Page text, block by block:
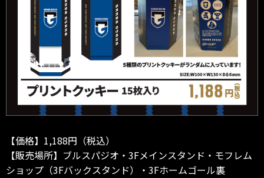
【価格】1,188円（税込）
【販売場所】ブルスパジオ・3Fメインスタンド・モフレム
ショップ（3Fバックスタンド）・3Fホームゴール裏